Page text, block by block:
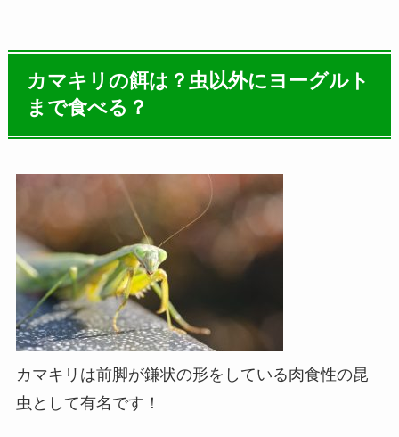
カマキリの餌は？虫以外にヨーグルト
まで食べる？
カマキリは前脚が鎌状の形をしている肉食性の昆
虫として有名です！